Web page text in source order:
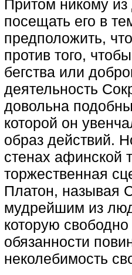
Притом никому из
посещать его в
предположить,
против того,
бегства или
деятельность
довольна
которой он
образ действий.
стенах афинской
торжественная
Платон, называя
мудрейшим из
которую
обязанности
неколебимость